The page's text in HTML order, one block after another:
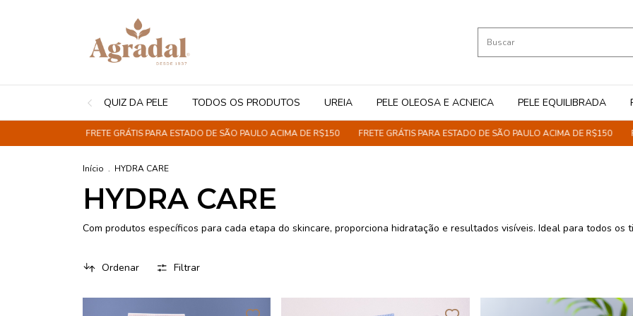
QUIZ DA PELE TODOS OS PRODUTOS UREIA PELE OLEOSA E ACNEICA PELE EQUILIBRADA
FRETE GRÁTIS PARA ESTADO DE SÃO PAULO ACIMA DE R$150 FRETE GRÁTIS PARA ESTADO DE SÃO PAULO ACIMA DE R$150 FRETE
Início . HYDRA CARE
HYDRA CARE
Com produtos específicos para cada etapa do skincare, proporciona hidratação e resultados visíveis. Ideal para todos os
Ordenar Filtrar